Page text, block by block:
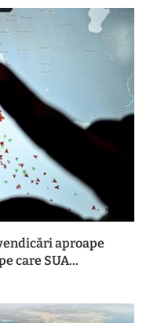
aproape
care SUA...